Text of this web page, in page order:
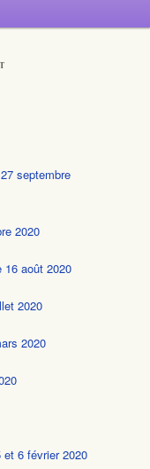
septembre
2020
16 août 2020
2020
2020
6 février 2020